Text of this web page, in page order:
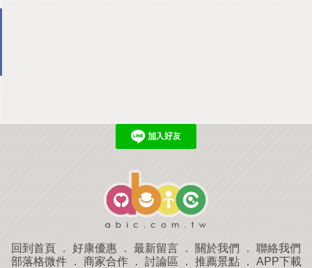
回到首頁 ． 好康優惠 ． 最新留言 ． 關於我們 ． 聯絡我們
部落格微件． 商家合作． 討論區 ． 推薦景點． APP下載